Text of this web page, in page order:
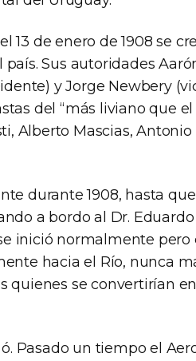
13 de enero de 1908 se
Sus autoridades
y Jorge Newbery
del “más liviano que el
Alberto Mascias,
durante 1908, hasta
a bordo al Dr. Eduardo
inició normalmente pero
hacia el Río, nunca
quienes se convertirían
Pasado un tiempo el